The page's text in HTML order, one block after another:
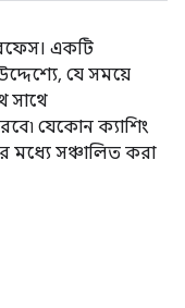
একটি
যে সময়ে
সাথে
যেকোন ক্যাশিং
মধ্যে সঞ্চালিত করা